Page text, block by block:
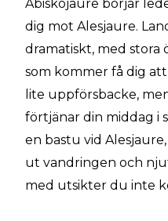
Abiskojaure börjar
dig mot Alesjaure.
dramatiskt, med stora
som kommer få dig
lite uppförsbacke,
förtjänar din middag i
en bastu vid
ut vandringen och
med utsikter du inte